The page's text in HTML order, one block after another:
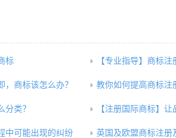
标 【专业指导】商标
，商标该怎么办？ 教你如何提高商标注
分类？ 【注册国际商标】让
中可能出现的纠纷 英国及欧盟商标注册